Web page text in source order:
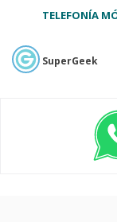
TELEFONÍA
SuperGeek